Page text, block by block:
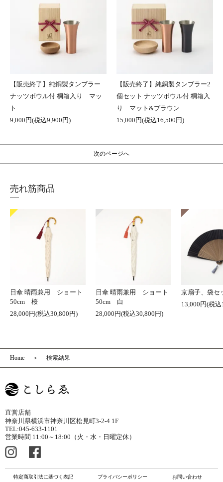
【販売終了】純銅製タンブラー
ナッツボウル付 桐箱入り マッ
ト
9,000円(税込9,900円)
【販売終了】純銅製タンブラー2
個セット ナッツボウル付 桐箱入
り マット&ブラウン
15,000円(税込16,500円)
次のページへ
売れ筋商品
日傘 晴雨兼用 ショート
50cm 桜
28,000円(税込30,800円)
日傘 晴雨兼用 ショート
50cm 白
28,000円(税込30,800円)
京扇子、袋
13,000円(税
Home 検索結果
直営店舗
神奈川県横浜市神奈川区松見町3-2-4 1F
TEL:045-633-1101
営業時間 11:00～18:00（火・水・日曜定休）
特定商取引法に基づく表記 プライバシーポリシー お問い合わせ